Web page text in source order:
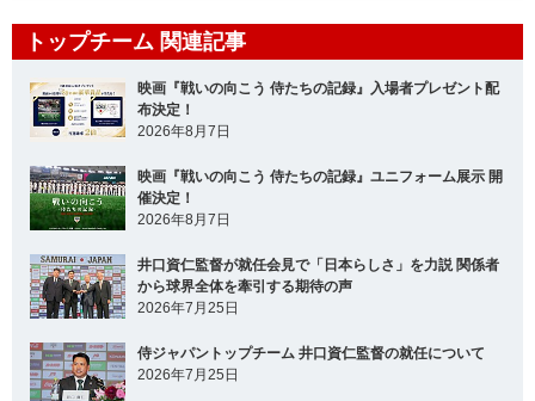
トップチーム 関連記事
映画『戦いの向こう 侍たちの記録』入場者プレゼント配
布決定！
2026年8月7日
映画『戦いの向こう 侍たちの記録』ユニフォーム展示 開
催決定！
2026年8月7日
井口資仁監督が就任会見で「日本らしさ」を力説 関係者
から球界全体を牽引する期待の声
2026年7月25日
侍ジャパントップチーム 井口資仁監督の就任について
2026年7月25日